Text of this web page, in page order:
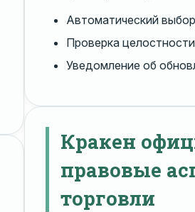
Автоматический выбор
Проверка
Уведомление об
Кракен
правовые
торговли